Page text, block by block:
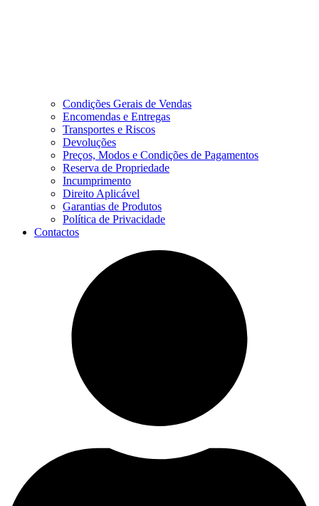
Condições Gerais de Vendas
Encomendas e Entregas
Transportes e Riscos
Devoluções
Preços, Modos e Condições de Pagamentos
Reserva de Propriedade
Incumprimento
Direito Aplicável
Garantias de Produtos
Política de Privacidade
Contactos